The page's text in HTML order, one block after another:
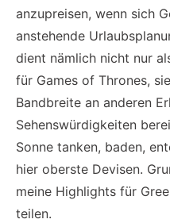
anzupreisen, wenn sich
anstehende
dient nämlich nicht nur
für Games of Thrones,
Bandbreite an anderen
Sehenswürdigkeiten
Sonne tanken, baden,
hier oberste Devisen.
meine Highlights für
teilen.